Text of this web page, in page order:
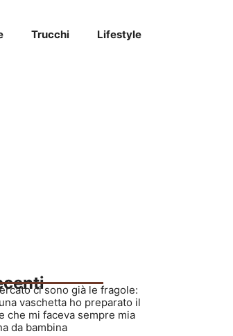
Trucchi Lifestyle
ci sono già le fragole:
vaschetta ho preparato il
che mi faceva sempre mia
da bambina